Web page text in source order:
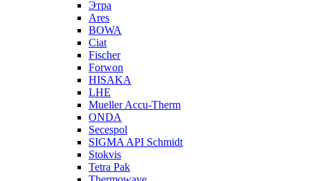
Этра
Ares
BOWA
Ciat
Fischer
Forwon
HISAKA
LHE
Mueller Accu-Therm
ONDA
Secespol
SIGMA API Schmidt
Stokvis
Tetra Pak